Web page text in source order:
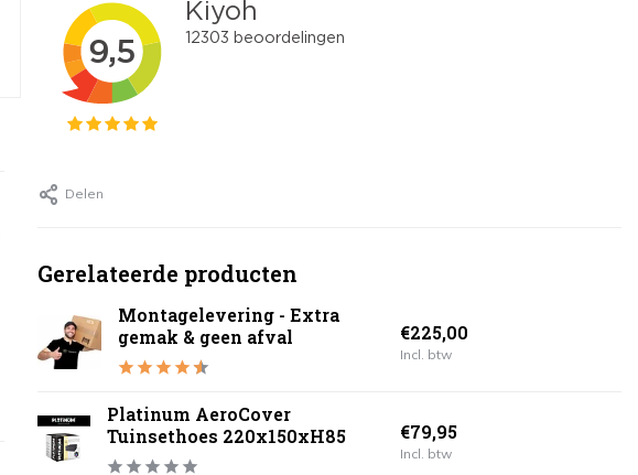
Delen
Gerelateerde producten
Montagelevering - Extra
gemak & geen afval
€225,00
Incl. btw
Platinum AeroCover
Tuinsethoes 220x150xH85
€79,95
Incl. btw